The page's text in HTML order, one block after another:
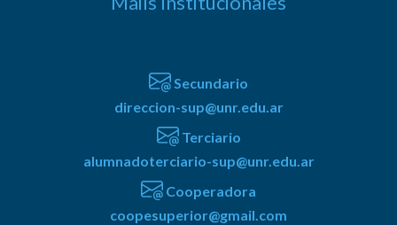
Secundario
direccion-sup@unr.edu.ar
Terciario
alumnadoterciario-sup@unr.edu.ar
Cooperadora
coopesuperior@gmail.com